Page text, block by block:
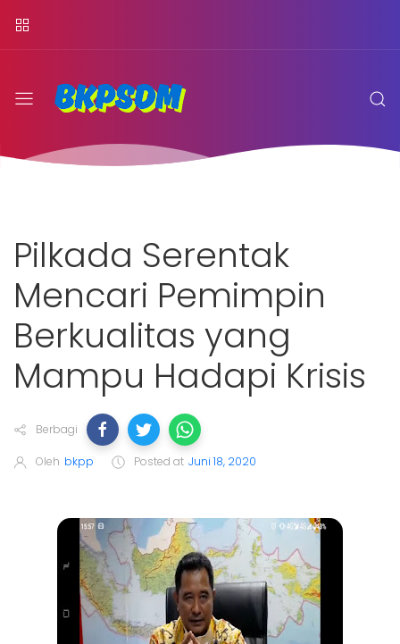
Pilkada Serentak
Mencari Pemimpin
Berkualitas yang
Mampu Hadapi Krisis
Berbagi
Oleh bkpp Posted at Juni 18, 2020